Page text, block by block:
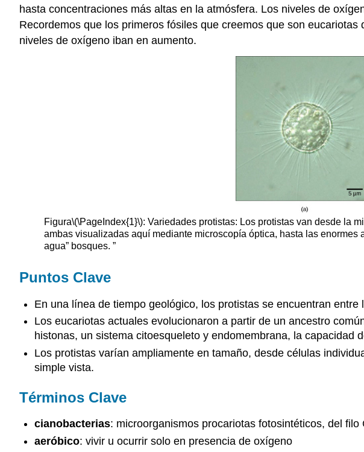
hasta concentraciones más altas en la atmósfera. Los niveles de
Recordemos que los primeros fósiles que creemos que son
niveles de oxígeno iban en aumento.
Figura\(\PageIndex{1}\): Variedades protistas: Los protistas van desde la
ambas visualizadas aquí mediante microscopía óptica, hasta las
agua” bosques. ”
Puntos Clave
En una línea de tiempo geológico, los protistas se encuentran
Los eucariotas actuales evolucionaron a partir de un ancestro
histonas, un sistema citoesqueleto y endomembrana, la capacidad
Los protistas varían ampliamente en tamaño, desde células
simple vista.
Términos Clave
cianobacterias: microorganismos procariotas fotosintéticos, del
aeróbico: vivir u ocurrir solo en presencia de oxígeno